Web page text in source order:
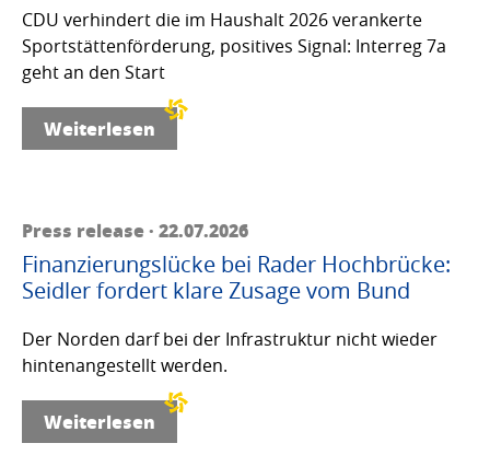
CDU verhindert die im Haushalt 2026 verankerte
Sportstättenförderung, positives Signal: Interreg 7a
geht an den Start
Weiterlesen
Press release · 22.07.2026
Finanzierungslücke bei Rader Hochbrücke:
Seidler fordert klare Zusage vom Bund
Der Norden darf bei der Infrastruktur nicht wieder
hintenangestellt werden.
Weiterlesen